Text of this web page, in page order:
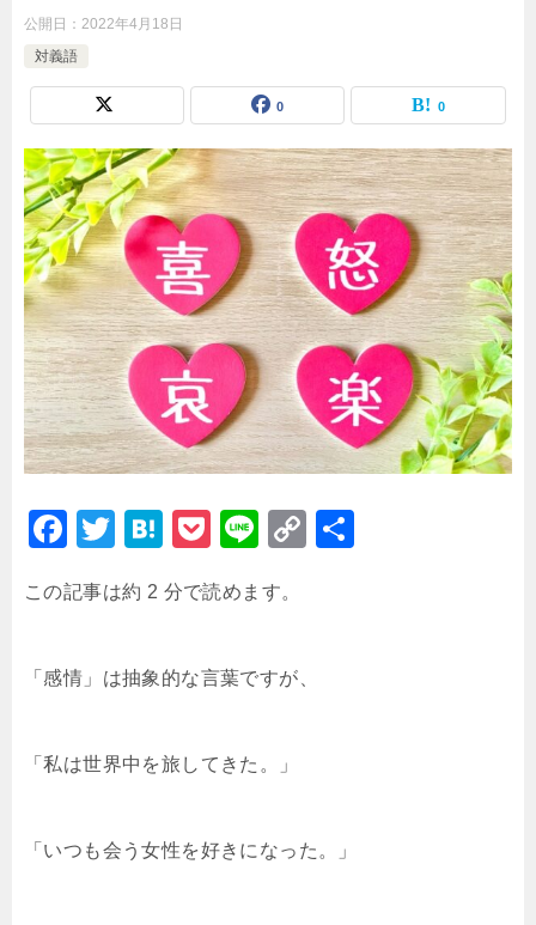
公開日： 2022年4月18日
対義語
0 0
F
c
b
o
T
tt
H
e
a
P
c
et
Li
e
C
この記事は約 2 分で読めます。
「感情」は抽象的な言葉ですが、
「私は世界中を旅してきた。」
「いつも会う女性を好きになった。」